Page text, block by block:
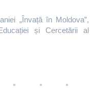
„Învață în Moldova”,
și Cercetării al